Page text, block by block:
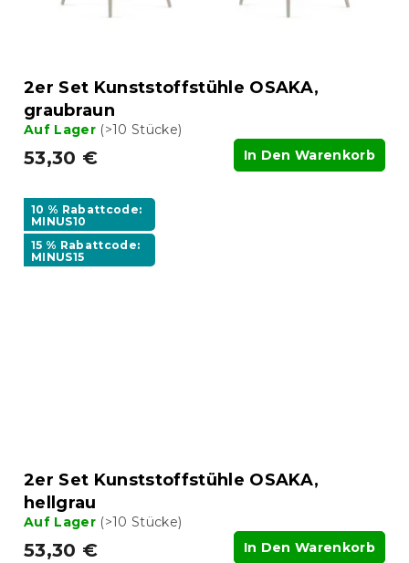
2er Set Kunststoffstühle OSAKA,
graubraun
Auf Lager (>10 Stücke)
53,30 € In Den Warenkorb
10 % Rabattcode:
MINUS10
15 % Rabattcode:
MINUS15
2er Set Kunststoffstühle OSAKA,
hellgrau
Auf Lager (>10 Stücke)
53,30 € In Den Warenkorb